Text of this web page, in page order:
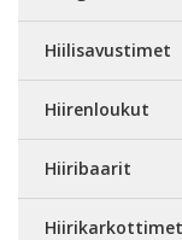
Hiilisavustimet
Hiirenloukut
Hiiribaarit
Hiirikarkottimet